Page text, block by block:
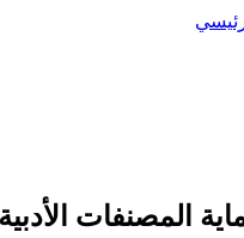
المصنفات